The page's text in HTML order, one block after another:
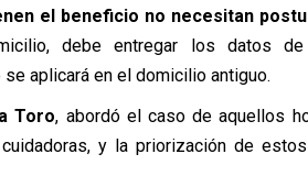
el beneficio no necesitan
debe entregar los datos
aplicará en el domicilio antiguo.
Toro, abordó el caso de aquellos
y la priorización de